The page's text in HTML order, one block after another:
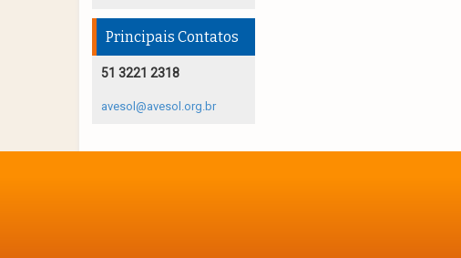
Principais Contatos
51 3221 2318
avesol@avesol.org.br